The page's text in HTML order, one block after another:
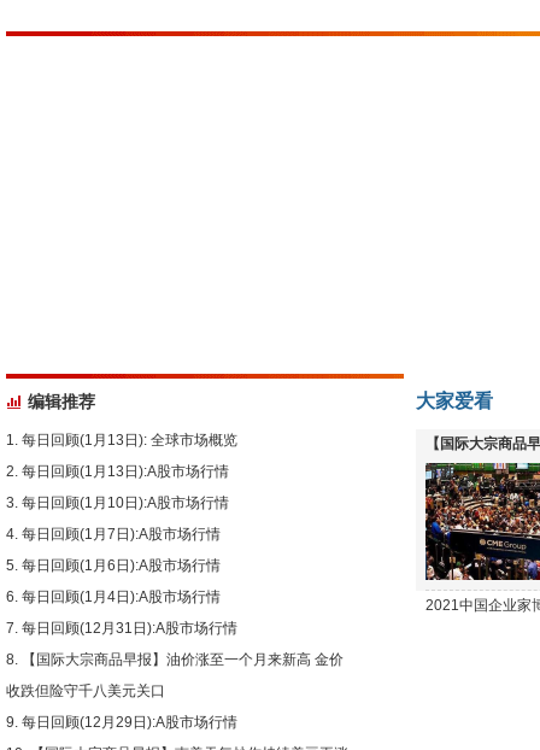
编辑推荐
每日回顾(1月13日): 全球市场概览
每日回顾(1月13日):A股市场行情
每日回顾(1月10日):A股市场行情
每日回顾(1月7日):A股市场行情
每日回顾(1月6日):A股市场行情
每日回顾(1月4日):A股市场行情
每日回顾(12月31日):A股市场行情
【国际大宗商品早报】油价涨至一个月来新高 金价
收跌但险守千八美元关口
每日回顾(12月29日):A股市场行情
大家爱看
【国际大宗商品
下跌
2021中国企业家